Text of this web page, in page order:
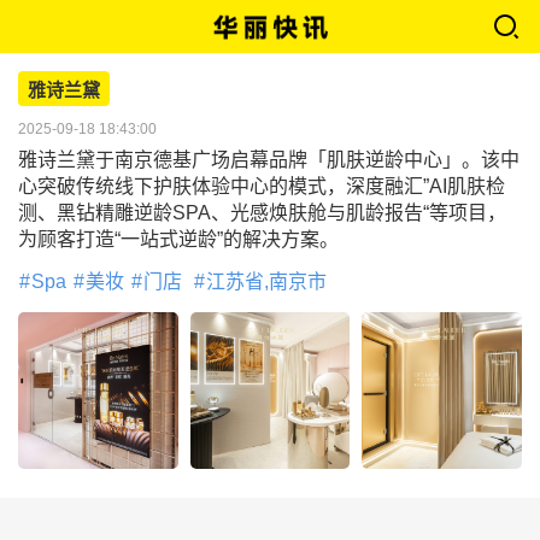
雅诗兰黛
2025-09-18 18:43:00
雅诗兰黛于南京德基广场启幕品牌「肌肤逆龄中心」。该中
心突破传统线下护肤体验中心的模式，深度融汇”AI肌肤检
测、黑钻精雕逆龄SPA、光感焕肤舱与肌龄报告“等项目，
为顾客打造“一站式逆龄”的解决方案。
Spa 美妆 门店 江苏省,南京市